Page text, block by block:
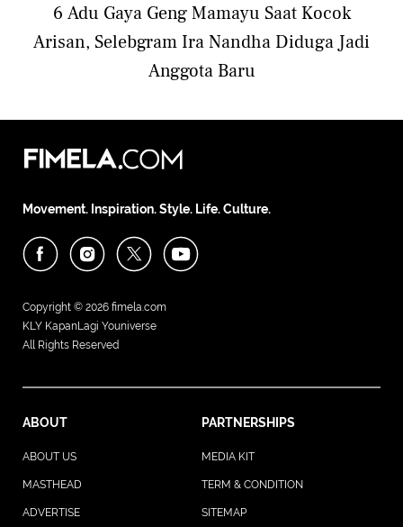
6 Adu Gaya Geng Mamayu Saat Kocok
Arisan, Selebgram Ira Nandha Diduga Jadi
Anggota Baru
Movement. Inspiration. Style. Life. Culture.
Copyright © 2026 fimela.com
KLY KapanLagi Youniverse
All Rights Reserved
ABOUT PARTNERSHIPS
ABOUT US MEDIA KIT
MASTHEAD TERM & CONDITION
ADVERTISE
SITEMAP